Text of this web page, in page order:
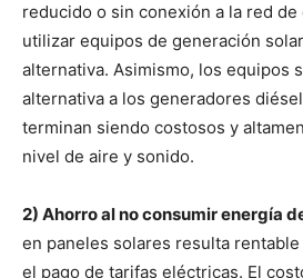
reducido o sin conexión a la red
utilizar equipos de generación
alternativa. Asimismo, los equipos
alternativa a los generadores
terminan siendo costosos y
nivel de aire y sonido.
2) Ahorro al no consumir energía
en paneles solares resulta
el pago de tarifas eléctricas. El